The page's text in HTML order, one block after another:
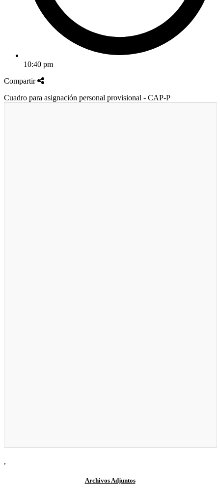
10:40 pm
Compartir
Cuadro para asignación personal provisional - CAP-P
,
Archivos Adjuntos